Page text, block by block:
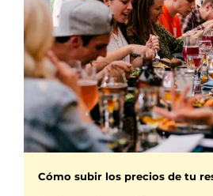
Cómo subir los precios de tu